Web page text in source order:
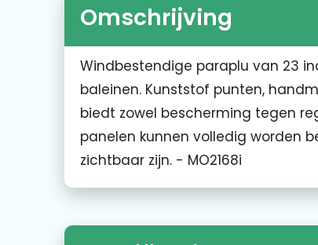
Omschrijving
Windbestendige paraplu van 23
baleinen. Kunststof punten,
biedt zowel bescherming tegen
panelen kunnen volledig worden
zichtbaar zijn. - MO2168i